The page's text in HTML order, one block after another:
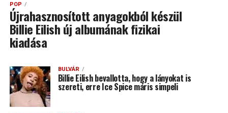
POP
Újrahasznosított anyagokból készül
Billie Eilish új albumának fizikai
kiadása
BULVÁR
Billie Eilish bevallotta, hogy a lányokat is
szereti, erre Ice Spice máris simpeli